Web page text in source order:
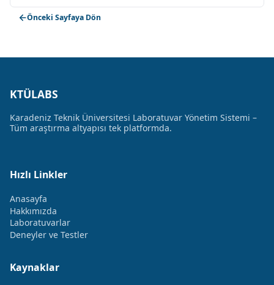
Önceki Sayfaya Dön
KTÜLABS
Karadeniz Teknik Üniversitesi Laboratuvar Yönetim Sistemi –
Tüm araştırma altyapısı tek platformda.
Hızlı Linkler
Anasayfa
Hakkımızda
Laboratuvarlar
Deneyler ve Testler
Kaynaklar